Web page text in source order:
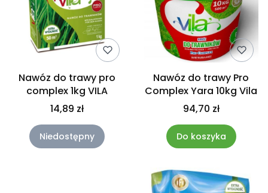
Nawóz do trawy pro
complex 1kg VILA
14,89 zł
Niedostępny
Nawóz do trawy Pro
Complex Yara 10kg Vila
94,70 zł
Do koszyka